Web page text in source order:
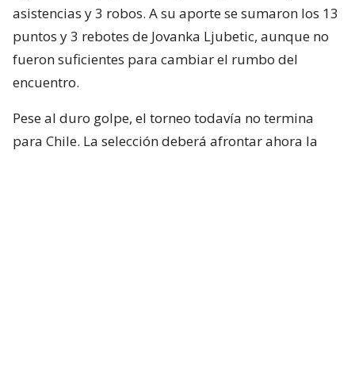
asistencias y 3 robos. A su aporte se sumaron los 13
puntos y 3 rebotes de Jovanka Ljubetic, aunque no
fueron suficientes para cambiar el rumbo del
encuentro.
Pese al duro golpe, el torneo todavía no termina
para Chile. La selección deberá afrontar ahora la